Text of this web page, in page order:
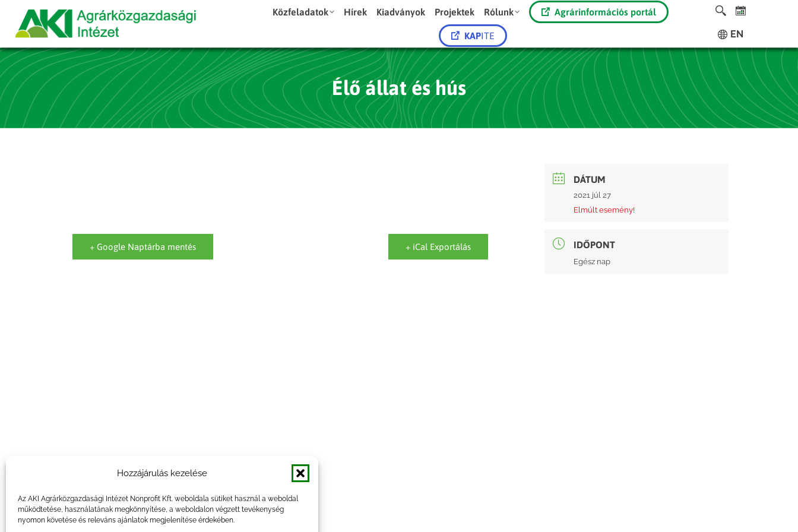
Hozzájárulás kezelése
Az AKI Agrárközgazdasági Intézet Nonprofit Kft. weboldala sütiket használ a weboldal
működtetése, használatának megkönnyítése, a weboldalon végzett tevékenység
nyomon követése és releváns ajánlatok megjelenítése érdekében.
Közfeladatok Hírek Kiadványok Projektek Rólunk Agrárinformációs portál
KAPITE EN
Élő állat és hús
+ Google Naptárba mentés + iCal Exportálás
DÁTUM
2021 júl 27
Elmúlt esemény!
IDŐPONT
Egész nap